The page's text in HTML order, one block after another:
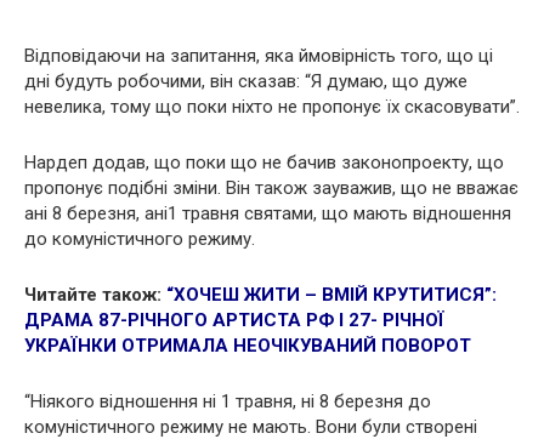
Відповідаючи на запитання, яка ймовірність того, що ці
дні будуть робочими, він сказав: “Я думаю, що дуже
невелика, тому що поки ніхто не пропонує їх скасовувати”.
Нардеп додав, що поки що не бачив законопроекту, що
пропонує подібні зміни. Він також зауважив, що не вважає
ані 8 березня, ані1 травня святами, що мають відношення
до комуністичного режиму.
Читайте також: “ХОЧЕШ ЖИТИ – ВМІЙ КРУТИТИСЯ”:
ДРАМА 87-РІЧНОГО АРТИСТА РФ І 27- РІЧНОЇ
УКРАЇНКИ ОТРИМАЛА НЕОЧІКУВАНИЙ ПОВОРОТ
“Ніякого відношення ні 1 травня, ні 8 березня до
комуністичного режиму не мають. Вони були створені